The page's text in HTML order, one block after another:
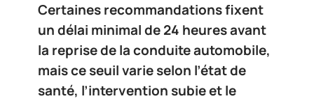
Certaines recommandations fixent
un délai minimal de 24 heures avant
la reprise de la conduite automobile,
mais ce seuil varie selon l’état de
santé, l’intervention subie et le